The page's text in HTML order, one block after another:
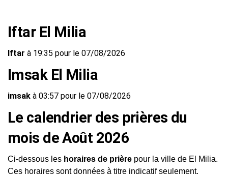
Iftar El Milia
Iftar à 19:35 pour le 07/08/2026
Imsak El Milia
imsak à 03:57 pour le 07/08/2026
Le calendrier des prières du
mois de Août 2026
Ci-dessous les horaires de prière pour la ville de El Milia.
Ces horaires sont données à titre indicatif seulement.